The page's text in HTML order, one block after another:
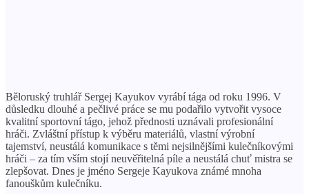
Běloruský truhlář Sergej Kayukov vyrábí tága od roku 1996. V
důsledku dlouhé a pečlivé práce se mu podařilo vytvořit vysoce
kvalitní sportovní tágo, jehož přednosti uznávali profesionální
hráči. Zvláštní přístup k výběru materiálů, vlastní výrobní
tajemství, neustálá komunikace s těmi nejsilnějšími kulečníkovými
hráči – za tím vším stojí neuvěřitelná píle a neustálá chuť mistra se
zlepšovat. Dnes je jméno Sergeje Kayukova známé mnoha
fanouškům kulečníku.